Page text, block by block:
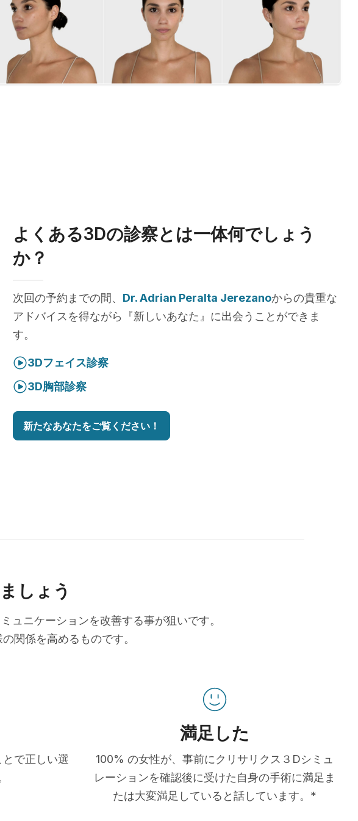
よくある3Dの診察とは一体何でしょう
か？
次回の予約までの間、 Dr. Adrian Peralta Jerezanoからの貴重な
アドバイスを得ながら『新しいあなた』に出会うことができま
す。
3Dフェイス診察
3D胸部診察
新たなあなたをご覧ください！
しょう
ュニケーションを改善する事が狙いです。
関係を高めるものです。
で正しい選
満足した
100% の女性が、事前にクリサリクス３Dシミュ
レーションを確認後に受けた自身の手術に満足ま
たは大変満足していると話しています。*